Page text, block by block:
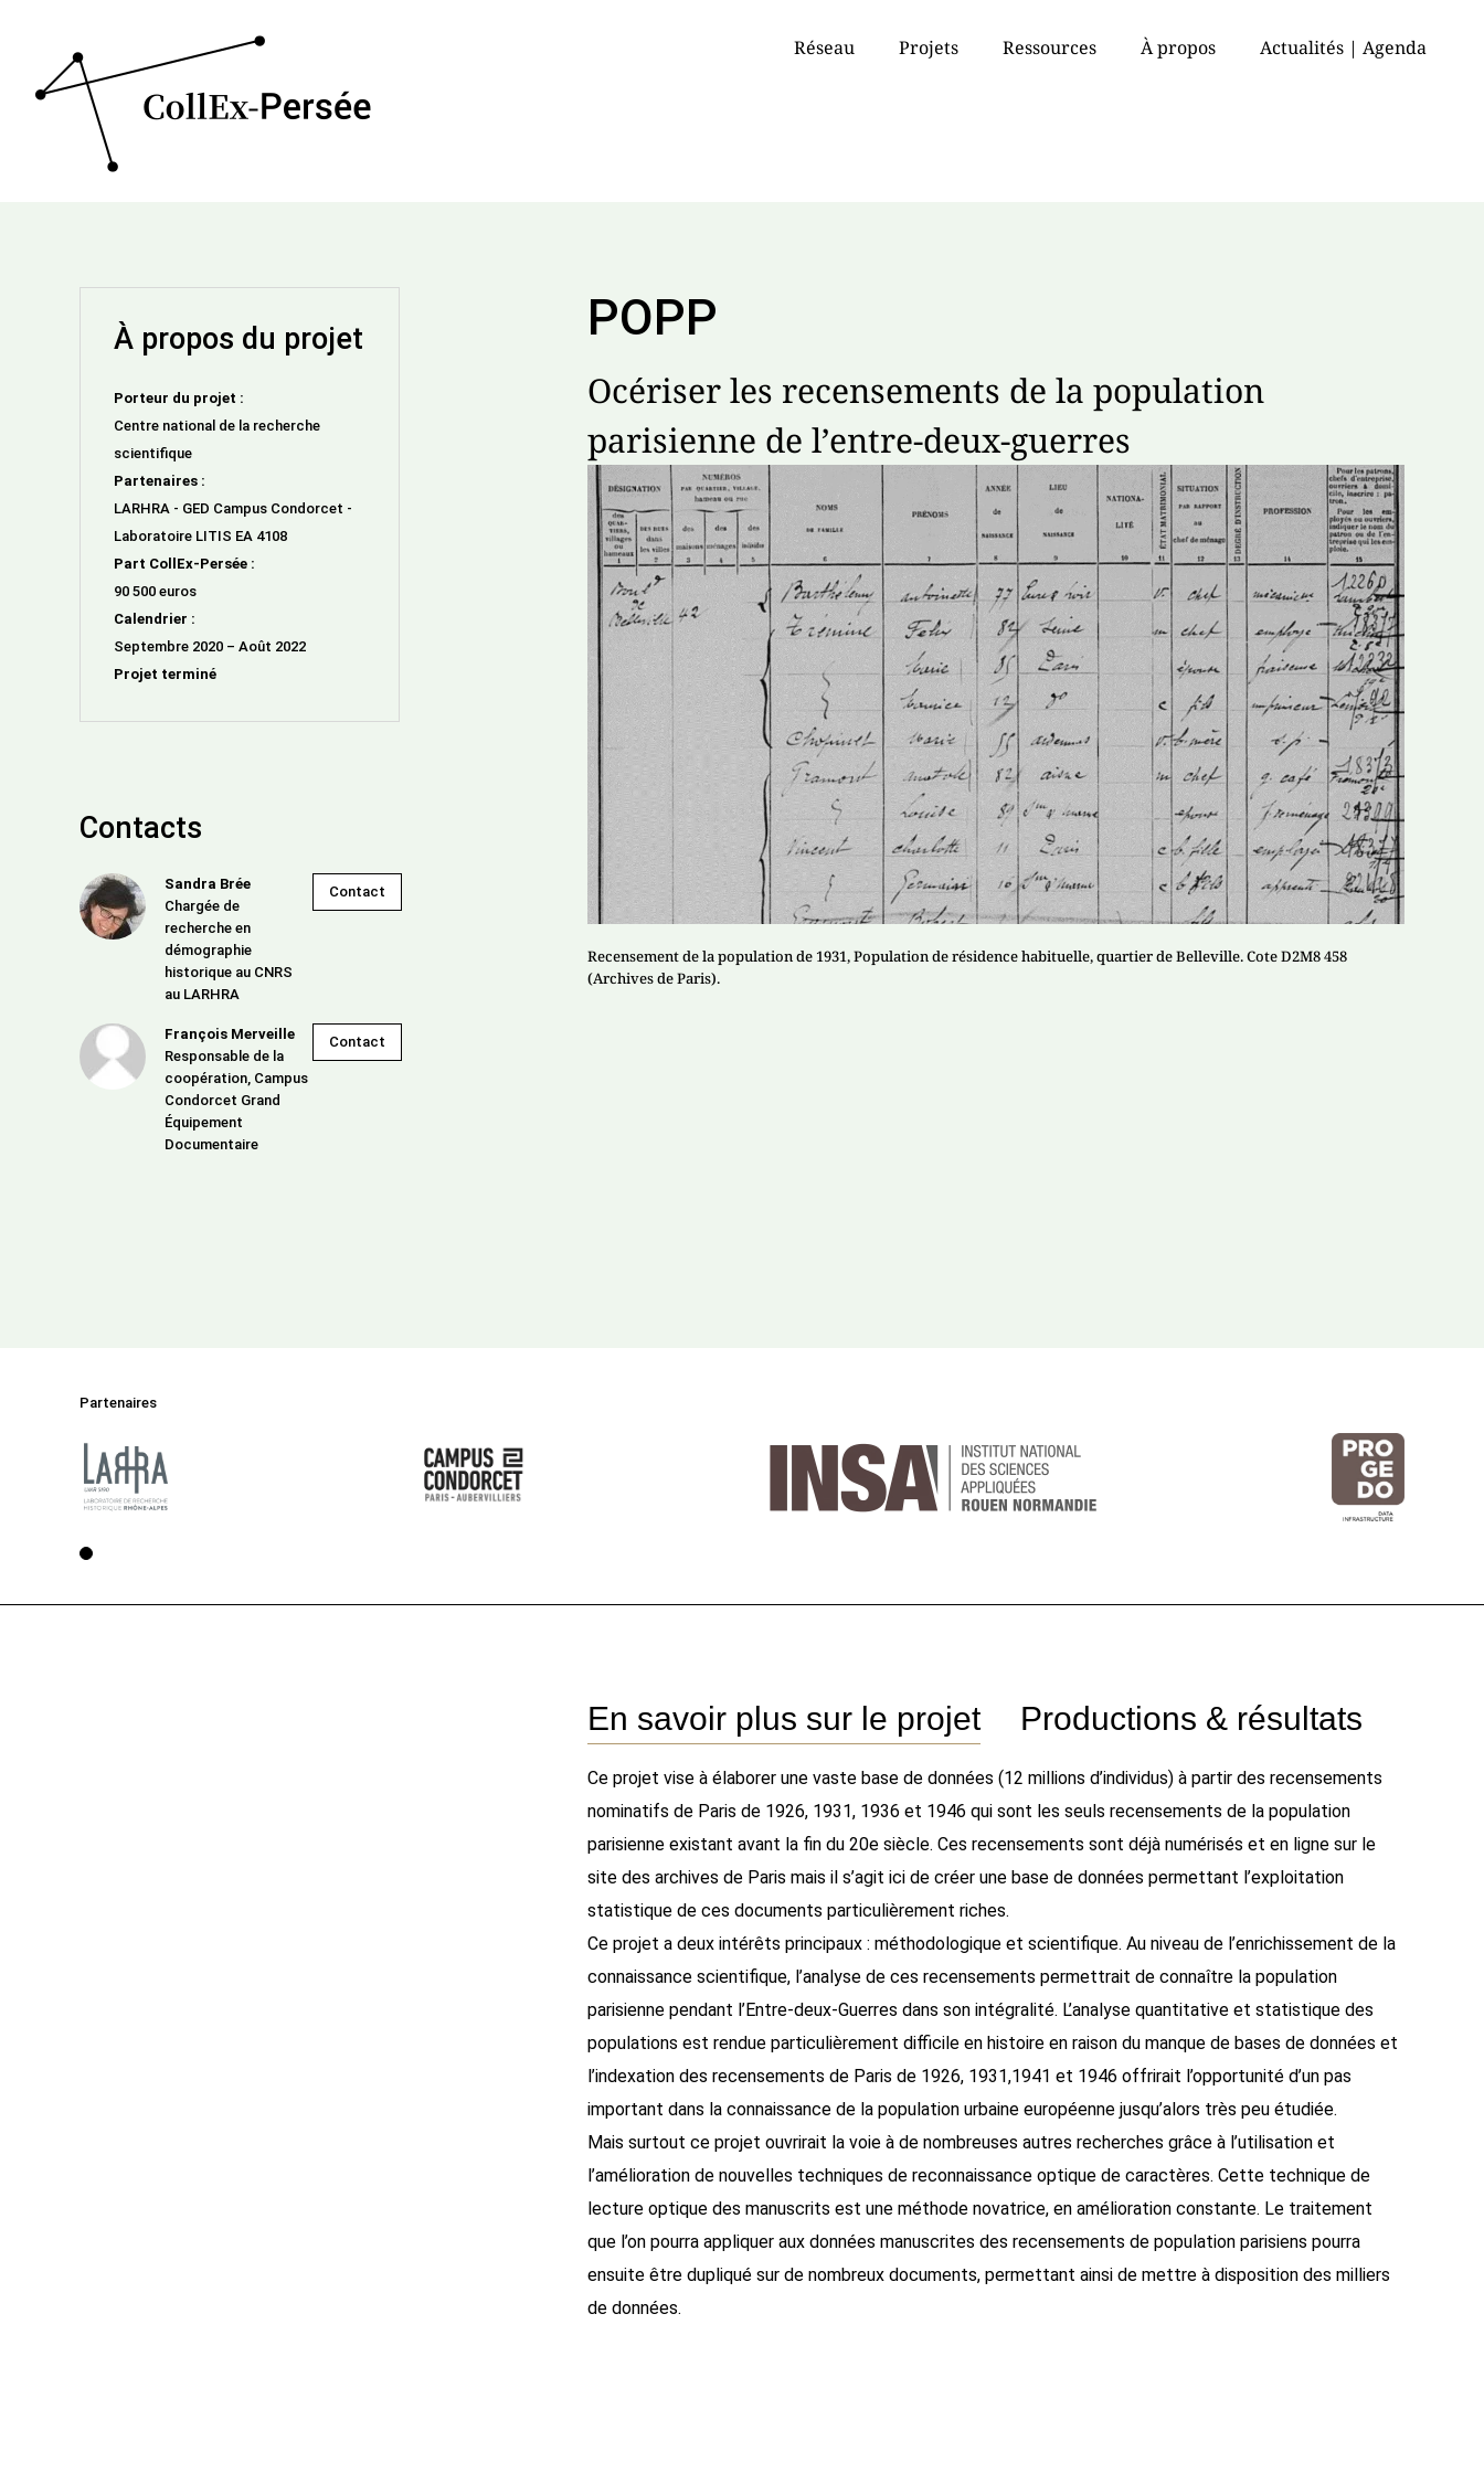
Réseau Projets Ressources À propos Actualités | Agenda
POPP
Océriser les recensements de la population
parisienne de l’entre-deux-guerres
Recensement de la population de 1931, Population de résidence habituelle, quartier de Belleville. Cote D2M8 458
(Archives de Paris).
À propos du projet
Porteur du projet :
Centre national de la recherche
scientifique
Partenaires :
LARHRA - GED Campus Condorcet -
Laboratoire LITIS EA 4108
Part CollEx-Persée :
90 500 euros
Calendrier :
Septembre 2020 – Août 2022
Projet terminé
Contacts
Sandra Brée
Chargée de
recherche en
démographie
historique au CNRS
au LARHRA
Contact
François Merveille
Responsable de la
coopération, Campus
Condorcet Grand
Équipement
Documentaire
Contact
Partenaires
Voir la page 1
En savoir plus sur le projet Productions & résultats
Ce projet vise à élaborer une vaste base de données (12 millions d’individus) à partir des recensements
nominatifs de Paris de 1926, 1931, 1936 et 1946 qui sont les seuls recensements de la population
parisienne existant avant la fin du 20e siècle. Ces recensements sont déjà numérisés et en ligne sur le
site des archives de Paris mais il s’agit ici de créer une base de données permettant l’exploitation
statistique de ces documents particulièrement riches.
Ce projet a deux intérêts principaux : méthodologique et scientifique. Au niveau de l’enrichissement de la
connaissance scientifique, l’analyse de ces recensements permettrait de connaître la population
parisienne pendant l’Entre-deux-Guerres dans son intégralité. L’analyse quantitative et statistique des
populations est rendue particulièrement difficile en histoire en raison du manque de bases de données et
l’indexation des recensements de Paris de 1926, 1931,1941 et 1946 offrirait l’opportunité d’un pas
important dans la connaissance de la population urbaine européenne jusqu’alors très peu étudiée.
Mais surtout ce projet ouvrirait la voie à de nombreuses autres recherches grâce à l’utilisation et
l’amélioration de nouvelles techniques de reconnaissance optique de caractères. Cette technique de
lecture optique des manuscrits est une méthode novatrice, en amélioration constante. Le traitement
que l’on pourra appliquer aux données manuscrites des recensements de population parisiens pourra
ensuite être dupliqué sur de nombreux documents, permettant ainsi de mettre à disposition des milliers
de données.